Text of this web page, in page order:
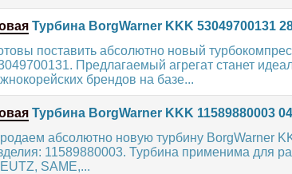
Турбина BorgWarner KKK 53049700131
поставить абсолютно новый
Предлагаемый агрегат станет
брендов на базе...
Турбина BorgWarner KKK 11589880003
абсолютно новую турбину BorgWarner
11589880003. Турбина применима для
SAME,...